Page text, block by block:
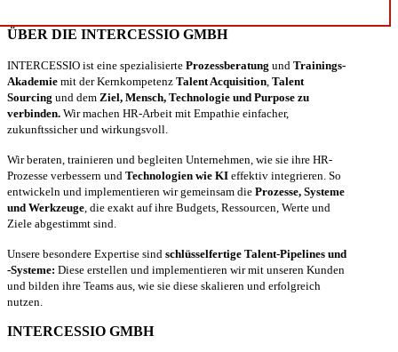
ÜBER DIE INTERCESSIO GMBH
INTERCESSIO ist eine spezialisierte Prozessberatung und Trainings-
Akademie mit der Kernkompetenz Talent Acquisition Talent
Sourcing und dem Ziel, Mensch, Technologie und Purpose zu
verbinden. Wir machen HR-Arbeit mit Empathie einfacher,
zukunftssicher und wirkungsvoll.
Wir beraten, trainieren und begleiten Unternehmen, wie sie ihre HR-
Prozesse verbessern und Technologien wie KI effektiv integrieren. So
entwickeln und implementieren wir gemeinsam die Prozesse, Systeme
und Werkzeuge , die exakt auf ihre Budgets, Ressourcen, Werte und
Ziele abgestimmt sind.
Unsere besondere Expertise sind schlüsselfertige Talent-Pipelines und
-Systeme: Diese erstellen und implementieren wir mit unseren Kunden
und bilden ihre Teams aus, wie sie diese skalieren und erfolgreich
nutzen.
INTERCESSIO GMBH